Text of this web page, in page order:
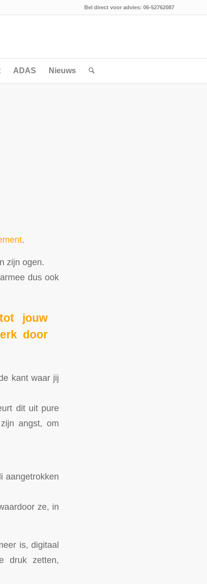
Bel direct voor advies: 06-52762087
ADAS Nieuws
.
zijn ogen.
dus ook
jouw
door
kant waar jij
dit uit pure
angst, om
aangetrokken
ze, in
is, digitaal
druk zetten,